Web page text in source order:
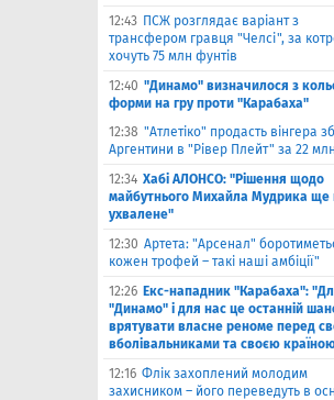
12:43 ПСЖ розглядає варіант з
трансфером гравця "Челсі", за
хочуть 75 млн фунтів
12:40 "Динамо" визначилося з
форми на гру проти "Карабаха"
12:38 "Атлетіко" продасть вінгера
Аргентини в "Рівер Плейт" за 22
12:34 Хабі АЛОНСО: "Рішення щодо
майбутнього Михайла Мудрика ще
ухвалене"
12:30 Артета: "Арсенал"
кожен трофей – такі наші амбіції"
12:26 Екс-нападник "Карабаха":
"Динамо" і для нас це останній
врятувати власне реноме перед
вболівальниками та своєю
12:16 Флік захоплений молодим
захисником – його переведуть в